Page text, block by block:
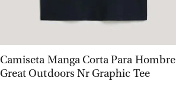
VISTA RÁPIDA
Camiseta Manga Corta Para Hombre
Great Outdoors Nr Graphic Tee